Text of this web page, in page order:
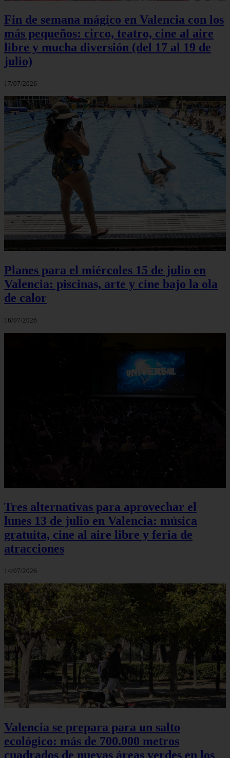
Fin de semana mágico en Valencia con los
más pequeños: circo, teatro, cine al aire
libre y mucha diversión (del 17 al 19 de
julio)
17/07/2026
Planes para el miércoles 15 de julio en
Valencia: piscinas, arte y cine bajo la ola
de calor
16/07/2026
Tres alternativas para aprovechar el
lunes 13 de julio en Valencia: música
gratuita, cine al aire libre y feria de
atracciones
14/07/2026
Valencia se prepara para un salto
ecológico: más de 700.000 metros
cuadrados de nuevas áreas verdes en los